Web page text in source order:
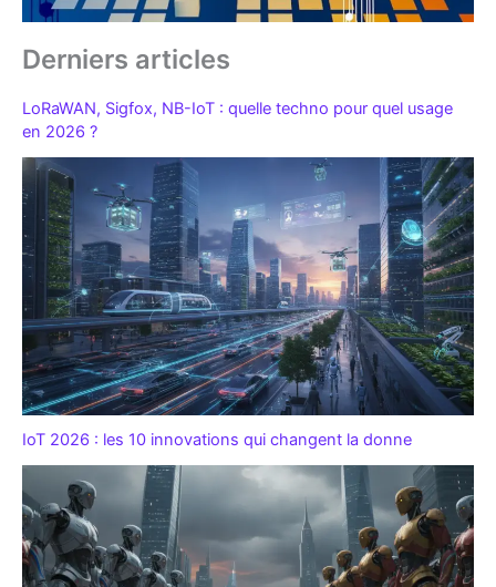
Derniers articles
LoRaWAN, Sigfox, NB-IoT : quelle techno pour quel usage
en 2026 ?
IoT 2026 : les 10 innovations qui changent la donne